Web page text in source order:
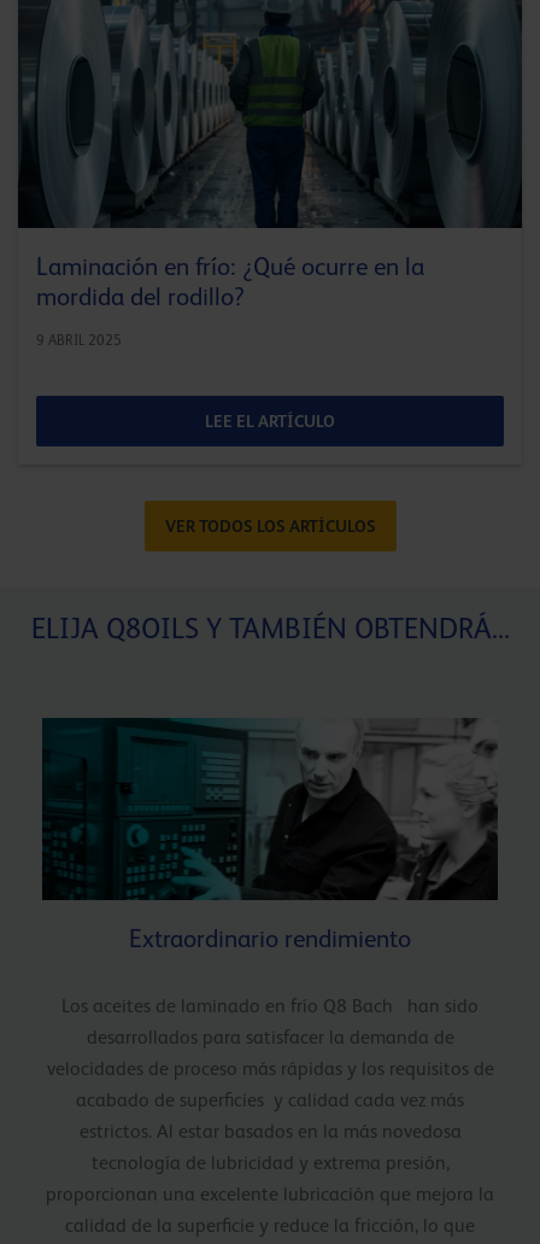
Laminación en frío: ¿Qué ocurre en la
mordida del rodillo?
9 ABRIL 2025
LEE EL ARTÍCULO
VER TODOS LOS ARTÍCULOS
ELIJA Q8OILS Y TAMBIÉN OBTENDRÁ...
Extraordinario rendimiento
Los aceites de laminado en frío Q8 Bach han sido
desarrollados para satisfacer la demanda de
velocidades de proceso más rápidas y los requisitos de
acabado de superficies y calidad cada vez más
estrictos. Al estar basados en la más novedosa
tecnología de lubricidad y extrema presión,
proporcionan una excelente lubricación que mejora la
calidad de la superficie y reduce la fricción, lo que